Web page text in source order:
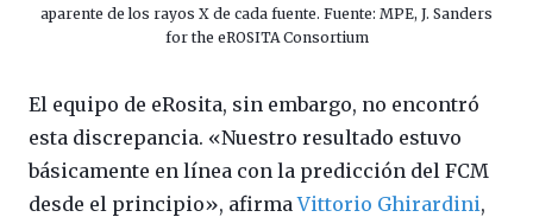
aparente de los rayos X de cada fuente. Fuente: MPE, J. Sanders
for the eROSITA Consortium
El equipo de eRosita, sin embargo, no encontró
esta discrepancia. «Nuestro resultado estuvo
básicamente en línea con la predicción del FCM
desde el principio», afirmaVittorio Ghirardini,